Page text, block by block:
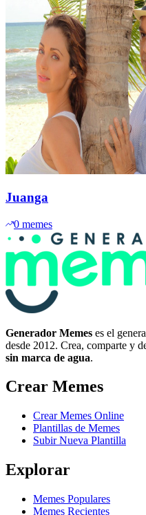
Juanga
0 memes
Generador Memes es el
desde 2012. Crea, comparte y
sin marca de agua.
Crear Memes
Crear Memes Online
Plantillas de Memes
Subir Nueva Plantilla
Explorar
Memes Populares
Memes Recientes